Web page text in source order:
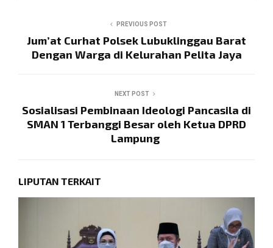
PREVIOUS POST
Jum’at Curhat Polsek Lubuklinggau Barat
Dengan Warga di Kelurahan Pelita Jaya
NEXT POST
Sosialisasi Pembinaan Ideologi Pancasila di
SMAN 1 Terbanggi Besar oleh Ketua DPRD
Lampung
LIPUTAN TERKAIT